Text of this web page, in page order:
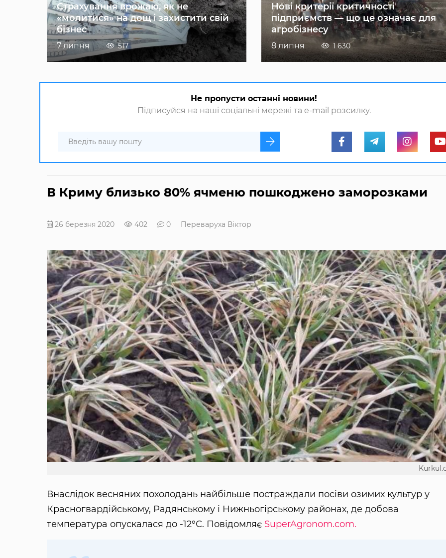
Страхування врожаю, як не
«молитися» на дощ і захистити свій
бізнес
7 липня 517
Нові критерії критичності
підприємств — що це означає для
агробізнесу
8 липня 1 630
Не пропусти останні новини!
Підписуйся на наші соціальні мережі та e-mail розсилку.
В Криму близько 80% ячменю пошкоджено заморозками
26 березня 2020 402 0 Переваруха Віктор
Внаслідок весняних похолодань найбільше постраждали посіви озимих культур у
Красногвардійському, Радянському і Нижньогірському районах, де добова
температура опускалася до -12°С. Повідомляє SuperAgronom.com.